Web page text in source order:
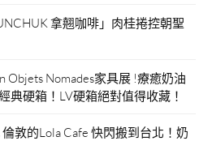
拿翹咖啡」肉桂捲控朝聖
Objets Nomades家具展 !療癒奶油
典硬箱！LV硬箱絕對值得收藏！
敦的Lola Cafe 快閃搬到台北！奶